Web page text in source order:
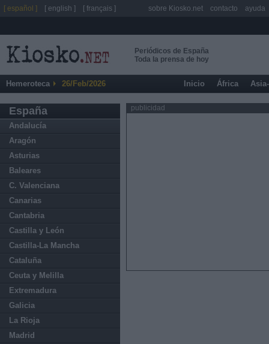
Periódicos de España
Toda la prensa de hoy
Hemeroteca 26/Feb/2026 Inicio África
España
Andalucía
Aragón
Asturias
Baleares
C. Valenciana
Canarias
Cantabria
Castilla y León
Castilla-La Mancha
Cataluña
Ceuta y Melilla
Extremadura
Galicia
La Rioja
Madrid
publicidad
[ español ] [ english ] [ français ] sobre Kiosko.net contacto ayuda